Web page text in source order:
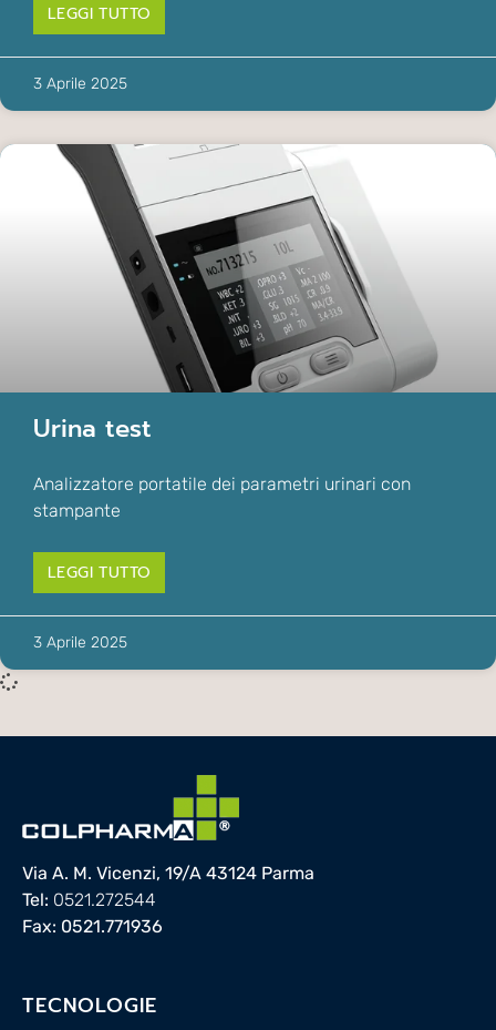
LEGGI TUTTO
3 Aprile 2025
Urina test
Analizzatore portatile dei parametri urinari con
stampante
LEGGI TUTTO
3 Aprile 2025
Via A. M. Vicenzi, 19/A 43124 Parma
Tel: 0521.272544
Fax: 0521.771936
TECNOLOGIE